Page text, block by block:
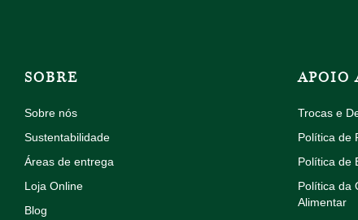
SOBRE
Sobre nós
Sustentabilidade
Áreas de entrega
Loja Online
Blog
APOIO
Trocas e
Política de
Política de
Política da
Alimentar